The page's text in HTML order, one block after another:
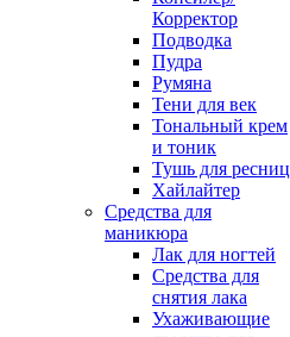
Корректор
Подводка
Пудра
Румяна
Тени для век
Тональный крем
и тоник
Тушь для ресниц
Хайлайтер
Средства для
маникюра
Лак для ногтей
Средства для
снятия лака
Ухаживающие